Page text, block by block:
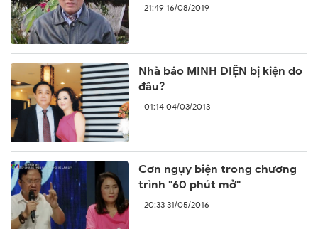
lại sự ngang ngược của Trung
21:49 16/08/2019
Nhà báo MINH DIỆN bị kiện do
đâu?
01:14 04/03/2013
Cơn ngụy biện trong chương
trình "60 phút mở"
20:33 31/05/2016